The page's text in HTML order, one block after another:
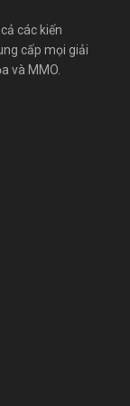
các kiến
cấp mọi giải
và MMO.